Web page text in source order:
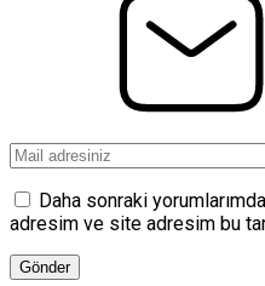
Daha sonraki
adresim ve site adresim bu